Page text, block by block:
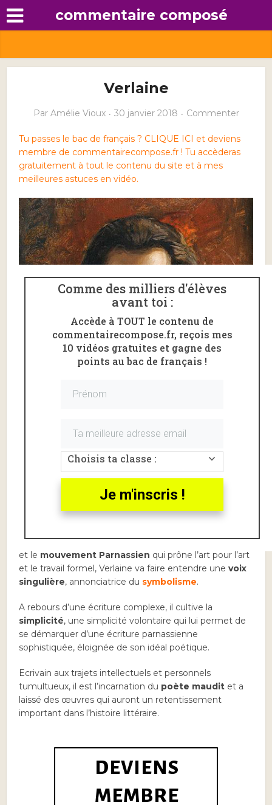
commentaire composé
Verlaine
Par Amélie Vioux 30 janvier 2018 Commenter
Tu passes le bac de français ? CLIQUE ICI et deviens
membre de commentairecompose.fr ! Tu accèderas
gratuitement à tout le contenu du site et à mes
meilleures astuces en vidéo.
un poète français
de la seconde
moitié du XIXème siècle qui nous lègue une
etmélancolique.
Dans un contexte littéraire dominé par leromantisme
et le mouvement Parnassien qui prône l’art pour l’art
et le travail formel, Verlaine va faire entendre unevoix
singulière, annonciatrice du symbolisme.
A rebours d’une écriture complexe, il cultive la
simplicité, une simplicité volontaire qui lui permet de
se démarquer d’une écriture parnassienne
sophistiquée, éloignée de son idéal poétique.
Ecrivain aux trajets intellectuels et personnels
tumultueux, il est l’incarnation du poète maudit et a
laissé des œuvres qui auront un retentissement
important dans l’histoire littéraire.
DEVIENS
MEMBRE
Comme des milliers d'élèves
avant toi :
Accède à TOUT le contenu de
commentairecompose.fr, reçois mes
10 vidéos gratuites et gagne des
points au bac de français !
Choisis ta classe :
Je m'inscris !